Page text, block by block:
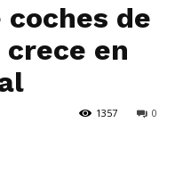
de
en
0
1357